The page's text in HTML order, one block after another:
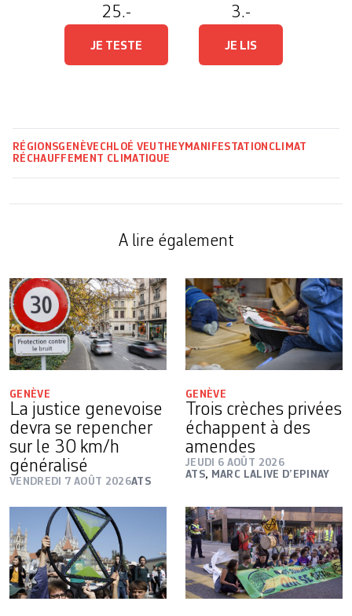
25.-
JE TESTE
3.-
JE LIS
RÉGIONSGENÈVE CHLOÉ VEUTHEY MANIFESTATION CLIMAT
RÉCHAUFFEMENT CLIMATIQUE
A lire également
GENÈVE
La justice genevoise
devra se repencher
sur le 30 km/h
généralisé
VENDREDI 7 AOÛT 2026ATS
GENÈVE
Trois crèches privées
échappent à des
amendes
JEUDI 6 AOÛT 2026
ATS, MARC LALIVE D’EPINAY